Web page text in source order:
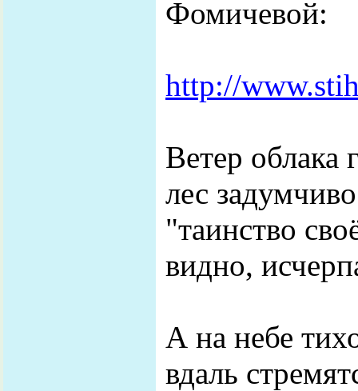
Фомичевой:
http://
Ветер облака
лес
"таинство
видно,
А на небе
вдаль